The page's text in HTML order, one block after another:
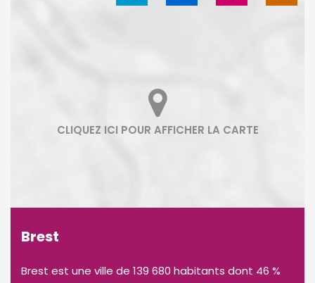
Brest
Brest est une ville de 139 680 habitants dont 46 %